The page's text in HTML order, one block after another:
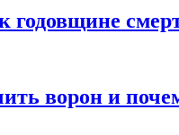
годовщине
ворон и